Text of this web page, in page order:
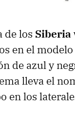
de los Siberia
en el
de azul y
lleva el
en los